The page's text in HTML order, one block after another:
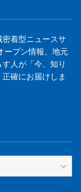
着型ニュースサ
ープン情報、地元
人が「今、知り
確にお届けしま